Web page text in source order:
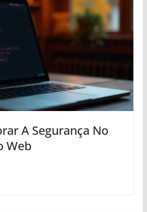
A Segurança No
Web